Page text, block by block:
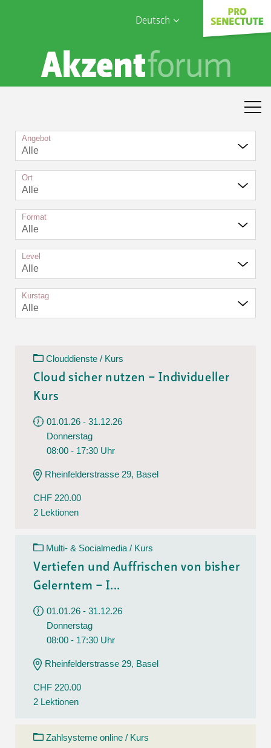
Deutsch
English
Français
Sophia Care
Angebot
Alle
Ort
Alle
Format
Alle
Level
Alle
Kurstag
Alle
Clouddienste / Kurs
Cloud sicher nutzen – Individueller
Kurs
01.01.26 - 31.12.26
Donnerstag
08:00 - 17:30 Uhr
Rheinfelderstrasse 29, Basel
CHF 220.00
2 Lektionen
Multi- & Socialmedia / Kurs
Vertiefen und Auffrischen von bisher
Gelerntem – I...
01.01.26 - 31.12.26
Donnerstag
08:00 - 17:30 Uhr
Rheinfelderstrasse 29, Basel
CHF 220.00
2 Lektionen
Zahlsysteme online / Kurs